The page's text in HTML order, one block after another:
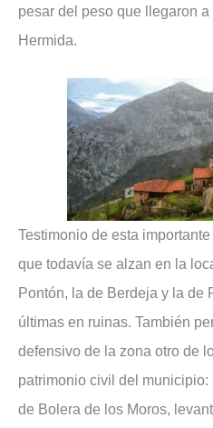
pesar del peso que llegaron
Hermida.
Testimonio de esta
que todavía se alzan en la
Pontón, la de Berdeja y la de
últimas en ruinas. También
defensivo de la zona otro de
patrimonio civil del
de Bolera de los Moros,